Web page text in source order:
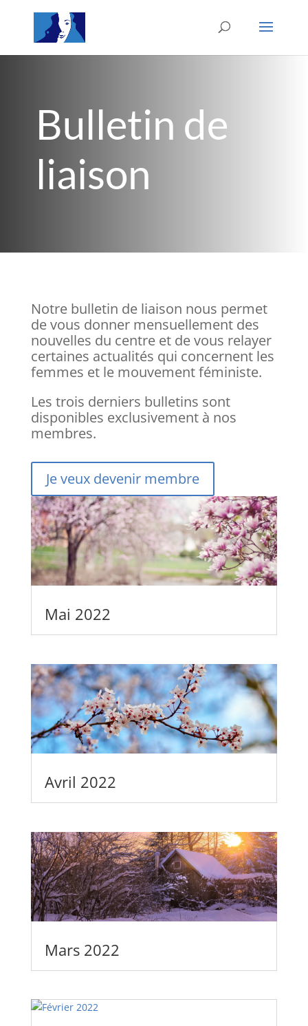
Bulletin de
liaison
Notre bulletin de liaison nous permet
de vous donner mensuellement des
nouvelles du centre et de vous relayer
certaines actualités qui concernent les
femmes et le mouvement féministe.
Les trois derniers bulletins sont
disponibles exclusivement à nos
membres.
Je veux devenir membre
Mai 2022
Avril 2022
Mars 2022